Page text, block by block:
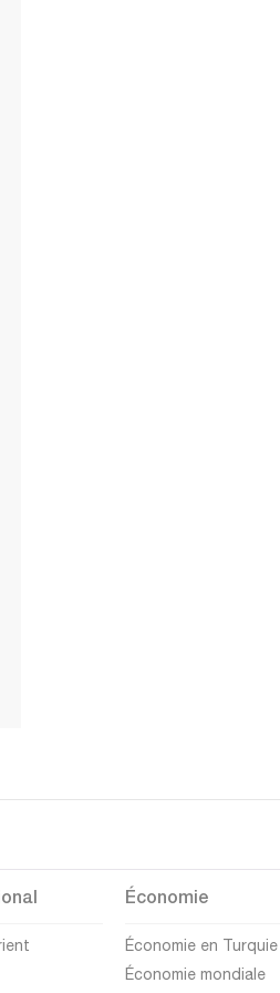
Économie
Économie en Turquie
Économie mondiale